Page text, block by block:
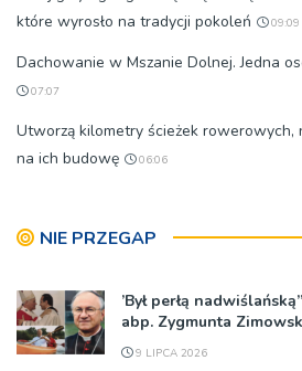
które wyrosło na tradycji pokoleń
09:09
Dachowanie w Mszanie Dolnej. Jedna
07:07
Utworzą kilometry ścieżek rowerowych,
na ich budowę
06:06
NIE PRZEGAP
’Był perłą
abp. Zygmunta
9 LIPCA 2026